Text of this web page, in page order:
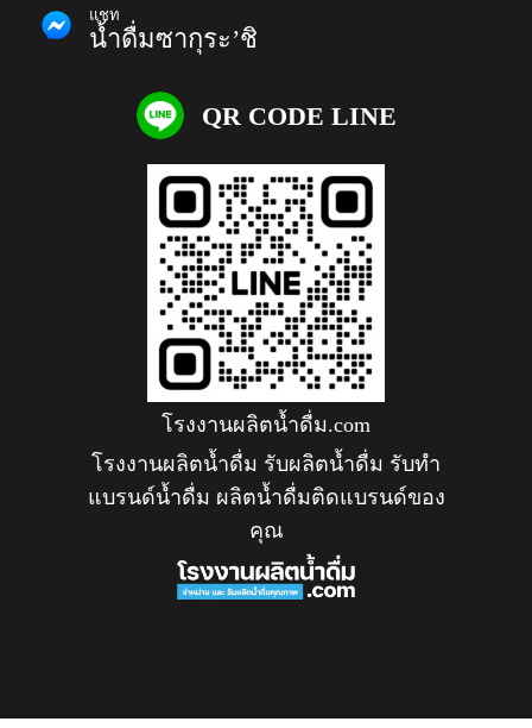
แชท
น้ำดื่มซากุระ’ชิ
QR CODE LINE
โรงงานผลิตน้ำดื่ม.com
โรงงานผลิตน้ำดื่ม รับผลิตน้ำดื่ม รับทำ
แบรนด์น้ำดื่ม ผลิตน้ำดื่มติดแบรนด์ของ
คุณ